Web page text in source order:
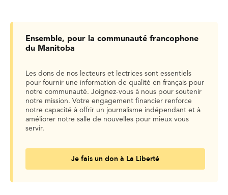
Ensemble, pour la communauté francophone
du Manitoba
Les dons de nos lecteurs et lectrices sont essentiels
pour fournir une information de qualité en français pour
notre communauté. Joignez-vous à nous pour soutenir
notre mission. Votre engagement financier renforce
notre capacité à offrir un journalisme indépendant et à
améliorer notre salle de nouvelles pour mieux vous
servir.
Je fais un don à La Liberté